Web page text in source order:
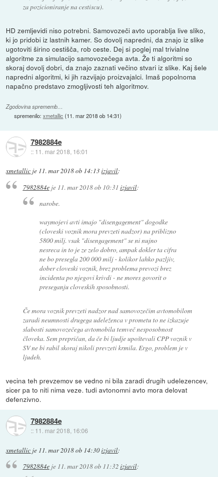
za pozicioniranje na cestiscu).
HD zemljevidi niso potrebni. Samovozeči avto uporablja live sliko,
ki jo pridobi iz lastnih kamer. So dovolj napredni, da znajo iz slike
ugotoviti širino cestišča, rob ceste. Dej si poglej mal trivialne
algoritme za simulacijo samovozečega avta. Že ti algoritmi so
skoraj dovolj dobri, da znajo zaznati večino stvari iz slike. Kaj šele
napredni algoritmi, ki jih razvijajo proizvajalci. Imaš popolnoma
napačno predstavo zmogljivosti teh algoritmov.
Zgodovina sprememb…
spremenilo:xmetallic (11. mar 2018 ob 14:31)
7982884e
:: 11. mar 2018, 16:01
xmetallic je 11. mar 2018 ob 14:13izjavil:
7982884eje 11. mar 2018 ob 10:31 izjavil:
narobe.
waymojevi avti imajo "disengagement" dogodke
(cloveski voznik mora prevzeti nadzor) na priblizno
5800 milj. vsak "disengagement" se ni nujno
nesreca in to je ze zelo dobro, ampak dokler ta cifra
ne bo presegla 200 000 milj - kolikor lahko pazljiv,
dober cloveski voznik, brez problema prevozi brez
incidenta po njegovi krivdi - ne mores govorit o
preseganju cloveskih sposobnosti.
Če mora voznik prevzeti nadzor nad samovozečim avtomobilom
zaradi neumnosti drugega udeleženca v prometu to ne izkazuje
slabosti samovozečega avtomobila temveč nesposobnost
človeka. Sem prepričan, da če bi ljudje upoštevali CPP voznik v
SV ne bi rabil skoraj nikoli prevzeti krmila. Ergo, problem je v
ljudeh.
vecina teh prevzemov se vedno ni bila zaradi drugih udelezencev,
sicer pa to niti nima veze. tudi avtonomni avto mora delovat
defenzivno.
7982884e
:: 11. mar 2018, 16:06
xmetallic je 11. mar 2018 ob 14:30izjavil:
7982884eje 11. mar 2018 ob 11:32 izjavil: